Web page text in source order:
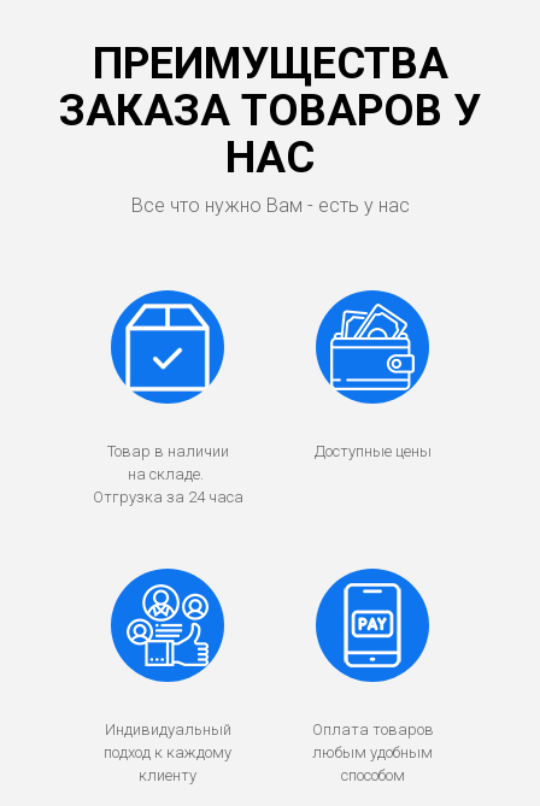
ПРЕИМУЩЕСТВА
ЗАКАЗА ТОВАРОВ У
НАС
Все что нужно Вам - есть у нас
Товар в наличии
на складе.
Отгрузка за 24 часа
Доступные цены
Индивидуальный
подход к каждому
клиенту
Оплата товаров
любым удобным
способом